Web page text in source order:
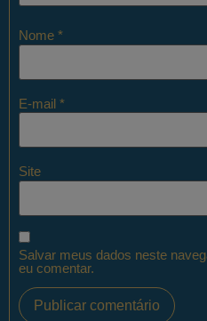
Nome *
E-mail *
Site
Salvar meus dados neste
eu comentar.